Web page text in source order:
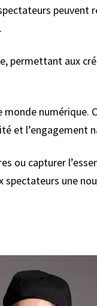
peuvent
permettant aux
numérique.
et l’engagement
ou capturer
spectateurs une